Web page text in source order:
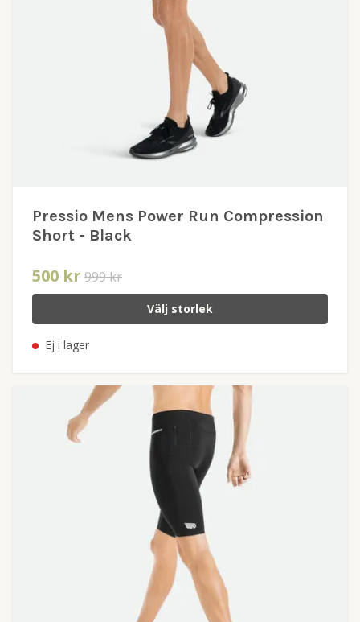
Pressio Mens Power Run Compression
Short - Black
500 kr 999 kr
Välj storlek
Ej i lager